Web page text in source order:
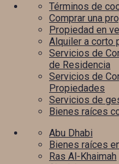
Términos de
Comprar una
Propiedad en
Alquiler a corto
Servicios de
de Residencia
Servicios de
Propiedades
Servicios de
Bienes raíces
Abu Dhabi
Bienes raíces
Ras Al-Khaimah